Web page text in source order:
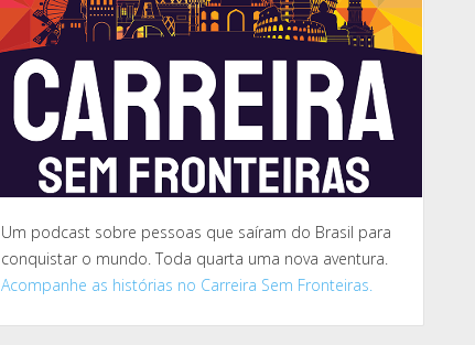
Um podcast sobre pessoas que saíram do Brasil para
conquistar o mundo. Toda quarta uma nova aventura.
Acompanhe as histórias no Carreira Sem Fronteiras.